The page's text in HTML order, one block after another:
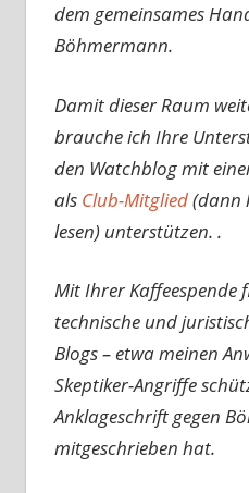
dem gemeinsames
Böhmermann.
Damit dieser Raum
brauche ich Ihre
den Watchblog mit
als Club-Mitglied(dann
lesen) unterstützen. .
Mit Ihrer Kaffeespende
technische und
Blogs – etwa meinen
Skeptiker-Angriffe
Anklageschrift gegen
mitgeschrieben hat.